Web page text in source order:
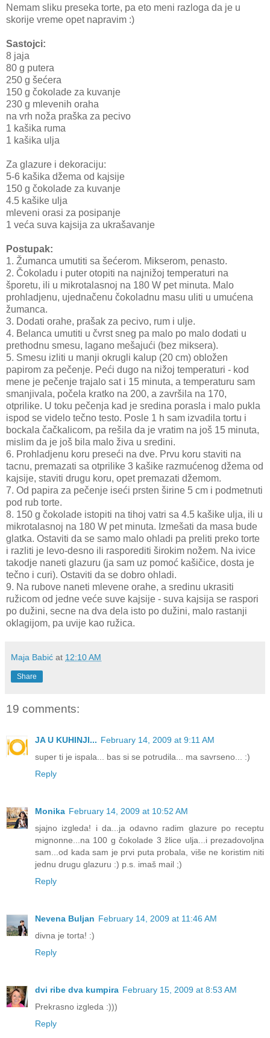
Nemam sliku preseka torte, pa eto meni razloga da je u
skorije vreme opet napravim :)
Sastojci:
8 jaja
80 g putera
250 g šećera
150 g čokolade za kuvanje
230 g mlevenih oraha
na vrh noža praška za pecivo
1 kašika ruma
1 kašika ulja
Za glazure i dekoraciju:
5-6 kašika džema od kajsije
150 g čokolade za kuvanje
4.5 kašike ulja
mleveni orasi za posipanje
1 veća suva kajsija za ukrašavanje
Postupak:
1. Žumanca umutiti sa šećerom. Mikserom, penasto.
2. Čokoladu i puter otopiti na najnižoj temperaturi na
šporetu, ili u mikrotalasnoj na 180 W pet minuta. Malo
prohladjenu, ujednačenu čokoladnu masu uliti u umućena
žumanca.
3. Dodati orahe, prašak za pecivo, rum i ulje.
4. Belanca umutiti u čvrst sneg pa malo po malo dodati u
prethodnu smesu, lagano mešajući (bez miksera).
5. Smesu izliti u manji okrugli kalup (20 cm) obložen
papirom za pečenje. Peći dugo na nižoj temperaturi - kod
mene je pečenje trajalo sat i 15 minuta, a temperaturu sam
smanjivala, počela kratko na 200, a završila na 170,
otprilike. U toku pečenja kad je sredina porasla i malo pukla
ispod se videlo tečno testo. Posle 1 h sam izvadila tortu i
bockala čačkalicom, pa rešila da je vratim na još 15 minuta,
mislim da je još bila malo živa u sredini.
6. Prohladjenu koru preseći na dve. Prvu koru staviti na
tacnu, premazati sa otprilike 3 kašike razmućenog džema od
kajsije, staviti drugu koru, opet premazati džemom.
7. Od papira za pečenje iseći prsten širine 5 cm i podmetnuti
pod rub torte.
8. 150 g čokolade istopiti na tihoj vatri sa 4.5 kašike ulja, ili u
mikrotalasnoj na 180 W pet minuta. Izmešati da masa bude
glatka. Ostaviti da se samo malo ohladi pa preliti preko torte
i razliti je levo-desno ili rasporediti širokim nožem. Na ivice
takodje naneti glazuru (ja sam uz pomoć kašičice, dosta je
tečno i curi). Ostaviti da se dobro ohladi.
9. Na rubove naneti mlevene orahe, a sredinu ukrasiti
ružicom od jedne veće suve kajsije - suva kajsija se raspori
po dužini, secne na dva dela isto po dužini, malo rastanji
oklagijom, pa uvije kao ružica.
Maja Babić at 12:10 AM
Share
19 comments:
JA U KUHINJI... February 14, 2009 at 9:11 AM
super ti je ispala... bas si se potrudila... ma savrseno... :)
Reply
Monika February 14, 2009 at 10:52 AM
sjajno izgleda! i da...ja odavno radim glazure po receptu
mignonne...na 100 g čokolade 3 žlice ulja...i prezadovoljna
sam...od kada sam je prvi puta probala, više ne koristim niti
jednu drugu glazuru :) p.s. imaš mail ;)
Reply
Nevena Buljan February 14, 2009 at 11:46 AM
divna je torta! :)
Reply
dvi ribe dva kumpira February 15, 2009 at 8:53 AM
Prekrasno izgleda :)))
Reply